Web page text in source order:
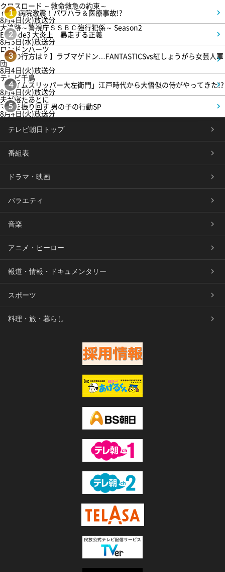
1
クロスロード ～救命救急の約束～
＃5 病院激震！パワハラ＆医療事故!?
8月4日(火)放送分
2
大追跡～警視庁ＳＳＢＣ強行犯係～ Season2
Episode3 大炎上…暴走する正義
8月5日(水)放送分
3
ロンドンハーツ
【恋の行方は？】ラブマゲドン…FANTASTICSvs紅しょうがら女芸人軍
団
8月4日(火)放送分
4
テレビ千鳥
「タイムスリッパー大左衛門」江戸時代から大悟似の侍がやってきた!?
8月4日(火)放送分
5
夫が寝たあとに
ママを振り回す 男の子の行動SP
8月4日(火)放送分
テレビ朝日トップ
番組表
ドラマ・映画
バラエティ
音楽
アニメ・ヒーロー
報道・情報・ドキュメンタリー
スポーツ
料理・旅・暮らし